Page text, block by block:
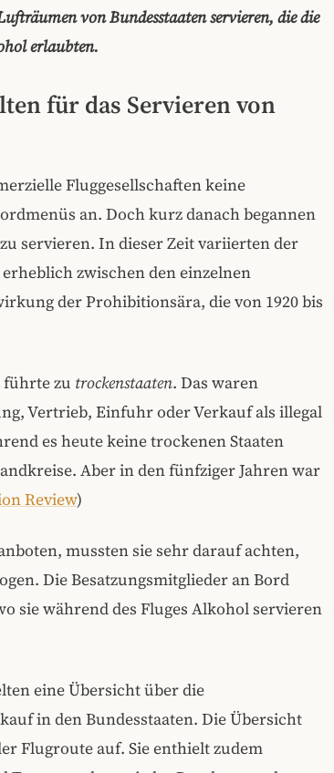
von Bundesstaaten servieren, die die
erlaubten.
für das Servieren von
Fluggesellschaften keine
an. Doch kurz danach begannen
servieren. In dieser Zeit variierten der
zwischen den einzelnen
der Prohibitionsära, die von 1920 bis
führte zu trockenstaaten. Das waren
Vertrieb, Einfuhr oder Verkauf als illegal
es heute keine trockenen Staaten
Aber in den fünfziger Jahren war
Review)
mussten sie sehr darauf achten,
Die Besatzungsmitglieder an Bord
sie während des Fluges Alkohol servieren
eine Übersicht über die
in den Bundesstaaten. Die Übersicht
Flugroute auf. Sie enthielt zudem